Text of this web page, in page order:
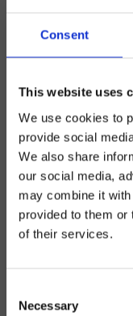
Consent
This website uses
We use cookies to
provide social
We also share
our social media,
may combine it
provided to them or
of their services.
Selection
Necessary